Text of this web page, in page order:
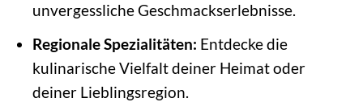
unvergessliche Geschmackserlebnisse.
Regionale Spezialitäten: Entdecke die
kulinarische Vielfalt deiner Heimat oder
deiner Lieblingsregion.